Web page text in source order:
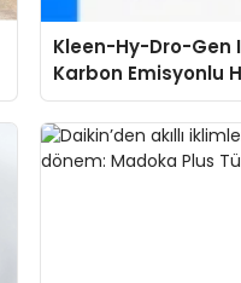
Kleen-Hy-Dro-Gen
Karbon Emisyonlu
Isıtma
TSSA Düzenleyici
Aldı